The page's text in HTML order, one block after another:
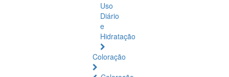
Uso
Diário
e
Hidratação
Coloração